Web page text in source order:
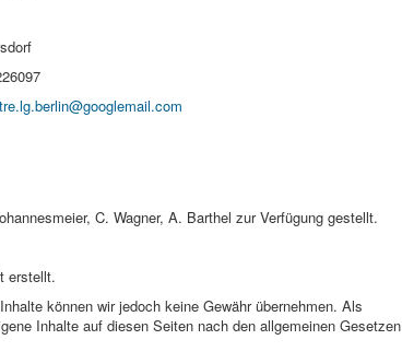
C. Wagner, A. Barthel zur Verfügung gestellt.
erstellt.
können wir jedoch keine Gewähr übernehmen. Als
Inhalte auf diesen Seiten nach den allgemeinen Gesetzen